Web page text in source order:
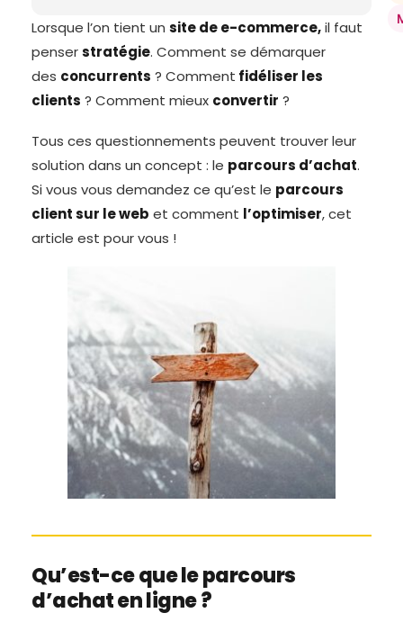
Lorsque l’on tient un site de e-commerce,il faut
penserstratégie. Comment se démarquer
des concurrents ? Comment fidéliser les
clients ? Comment mieux convertir ?
Tous ces questionnements peuvent trouver leur
solution dans un concept : le parcours d’achat.
Si vous vous demandez ce qu’est le parcours
client sur le web et comment l’optimiser, cet
article est pour vous !
Qu’est-ce que le parcours
d’achat en ligne ?